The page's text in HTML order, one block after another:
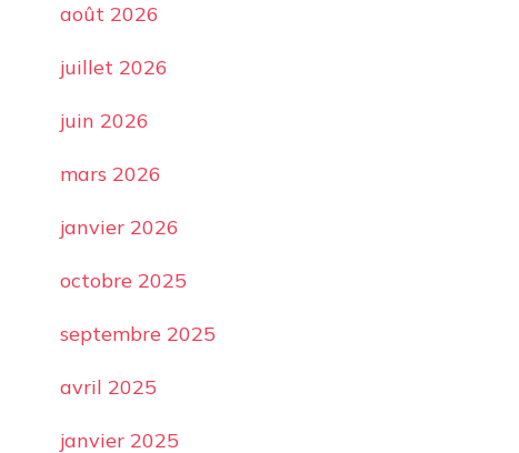
août 2026
juillet 2026
juin 2026
mars 2026
janvier 2026
octobre 2025
septembre 2025
avril 2025
janvier 2025